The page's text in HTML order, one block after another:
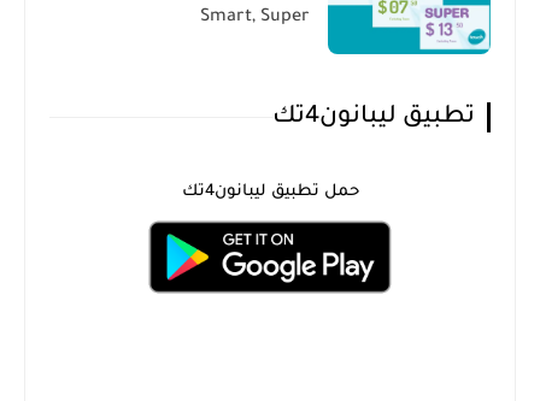
Smart, Super
تطبيق ليبانون4تك
حمل تطبيق ليبانون4تك